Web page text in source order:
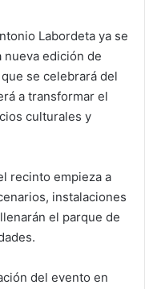
Labordeta ya se
nueva edición de
se celebrará del
a transformar el
culturales y
recinto empieza a
instalaciones
el parque de
del evento en